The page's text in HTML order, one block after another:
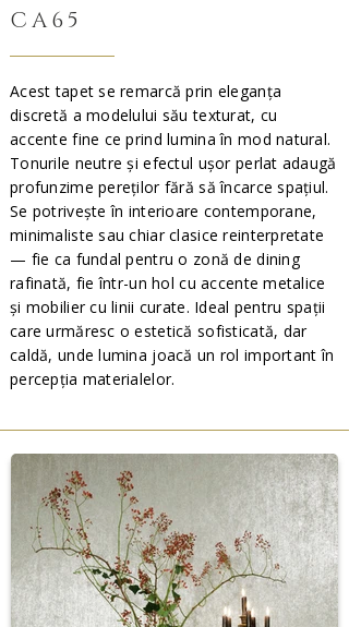
CA65
Acest tapet se remarcă prin eleganța
discretă a modelului său texturat, cu
accente fine ce prind lumina în mod natural.
Tonurile neutre și efectul ușor perlat adaugă
profunzime pereților fără să încarce spațiul.
Se potrivește în interioare contemporane,
minimaliste sau chiar clasice reinterpretate
— fie ca fundal pentru o zonă de dining
rafinată, fie într-un hol cu accente metalice
și mobilier cu linii curate. Ideal pentru spații
care urmăresc o estetică sofisticată, dar
caldă, unde lumina joacă un rol important în
percepția materialelor.